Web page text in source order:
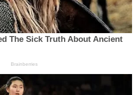
The Sick Truth About Ancient
Brainberries